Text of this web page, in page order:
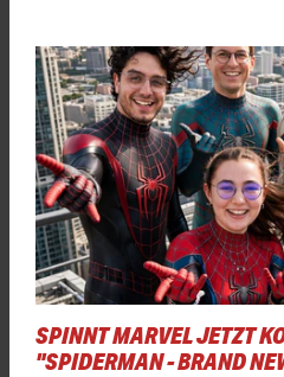
SPINNT MARVEL JETZT
"SPIDERMAN - BRAND